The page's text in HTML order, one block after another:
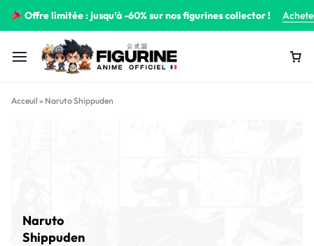
Offre limitée : jusqu’à -60% sur nos figurines collector !
Acceuil » Naruto Shippuden
Naruto
Shippuden